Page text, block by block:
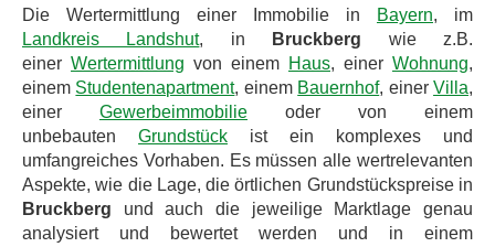
Die Wertermittlung einer Immobilie in Bayern, im
Landkreis Landshut, in Bruckberg wie z.B.
einer Wertermittlung von einem Haus, einer Wohnung,
einem Studentenapartment, einem Bauernhof, einerVilla,
einer Gewerbeimmobilie oder von einem
unbebauten Grundstück ist ein komplexes und
umfangreiches Vorhaben. Es müssen alle wertrelevanten
Aspekte, wie die Lage, die örtlichen Grundstückspreise in
Bruckberg und auch die jeweilige Marktlage genau
analysiert und bewertet werden und in einem